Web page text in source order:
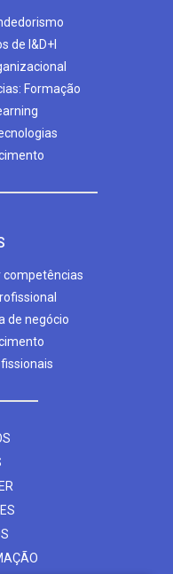
de I&D+I
Formação
competências
de negócio